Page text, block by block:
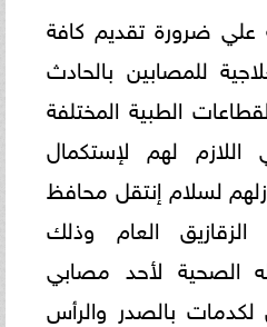
علي ضرورة تقديم كافة
للمصابين بالحادث
الطبية المختلفة
اللازم لهم لإستكمال
لسلام إنتقل محافظ
العام وذلك
الصحية لأحد مصابي
بالصدر والرأس